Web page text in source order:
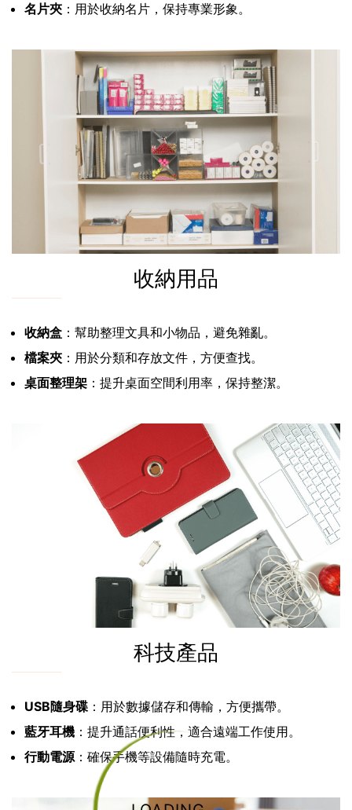
名片夾 ：用於收納名片，保持專業形象。
收納用品
收納盒 ：幫助整理文具和小物品，避免雜亂。
檔案夾 ：用於分類和存放文件，方便查找。
桌面整理架 ：提升桌面空間利用率，保持整潔。
科技產品
USB隨身碟 ：用於數據儲存和傳輸，方便攜帶。
藍牙耳機 ：提升通話便利性，適合遠端工作使用。
行動電源：確保手機等設備隨時充電。